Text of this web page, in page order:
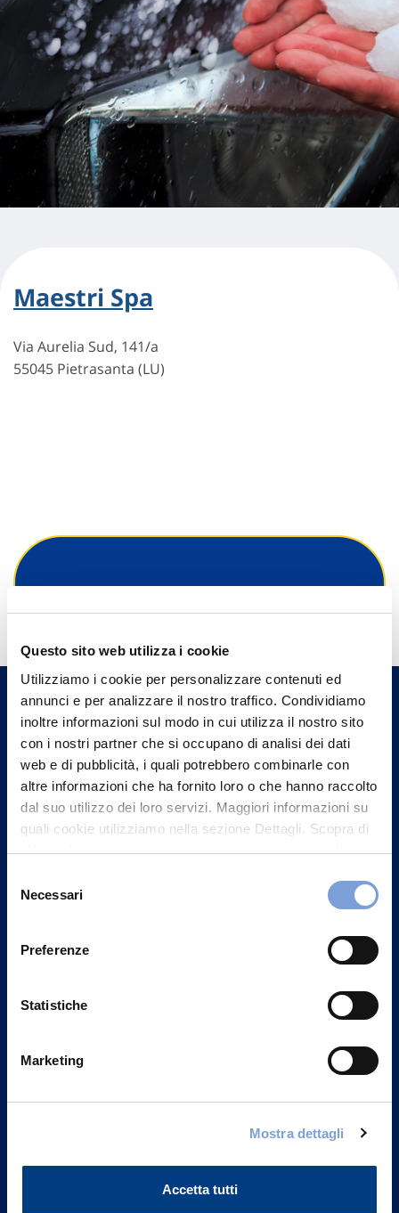
Questo sito web utilizza i cookie
Utilizziamo i cookie per personalizzare contenuti ed
annunci e per analizzare il nostro traffico. Condividiamo
inoltre informazioni sul modo in cui utilizza il nostro sito
con i nostri partner che si occupano di analisi dei dati
web e di pubblicità, i quali potrebbero combinarle con
altre informazioni che ha fornito loro o che hanno raccolto
dal suo utilizzo dei loro servizi. Maggiori informazioni su
quali cookie utilizziamo nella sezione Dettagli. Scopra di
più su chi siamo, come può contattarci e come trattiamo i
può trovare nel footer del sito nella sezione "Informativa
delNecessari
Preferenze
Statistiche
Marketing
Mostra dettagli
Accetta tutti
Maestri Spa
Via Aurelia Sud, 141/a
55045 Pietrasanta (LU)
Trova l'Agenzia più vicina a te e parla con
un nostro Agente.
Contattaci
Vittoria Assicurazioni S.p.A.
Part. IVA 01329510158